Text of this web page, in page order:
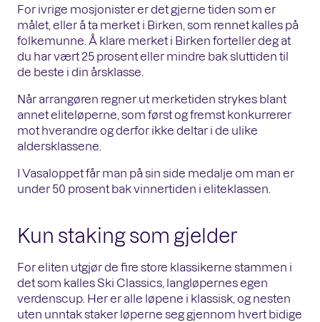
For ivrige mosjonister er det gjerne tiden som er
målet, eller å ta merket i Birken, som rennet kalles på
folkemunne. Å klare merket i Birken forteller deg at
du har vært 25 prosent eller mindre bak sluttiden til
de beste i din årsklasse.
Når arrangøren regner ut merketiden strykes blant
annet eliteløperne, som først og fremst konkurrerer
mot hverandre og derfor ikke deltar i de ulike
aldersklassene.
I Vasaloppet får man på sin side medalje om man er
under 50 prosent bak vinnertiden i eliteklassen.
Kun staking som gjelder
For eliten utgjør de fire store klassikerne stammen i
det som kalles Ski Classics, langløpernes egen
verdenscup. Her er alle løpene i klassisk, og nesten
uten unntak staker løperne seg gjennom hvert bidige